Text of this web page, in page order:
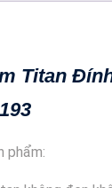
Titan
phẩm: